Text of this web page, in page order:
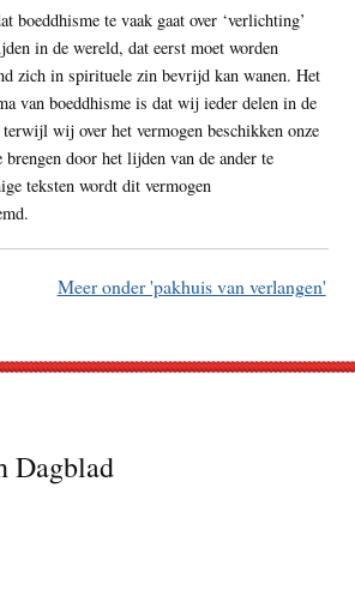
boeddhisme te vaak gaat over ‘verlichting’
in de wereld, dat eerst moet worden
zich in spirituele zin bevrijd kan wanen. Het
van boeddhisme is dat wij ieder delen in de
wij over het vermogen beschikken onze
door het lijden van de ander te
teksten wordt dit vermogen
Meer onder 'pakhuis van verlangen'
Dagblad